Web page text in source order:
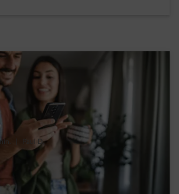
Paul D.
ce qui change